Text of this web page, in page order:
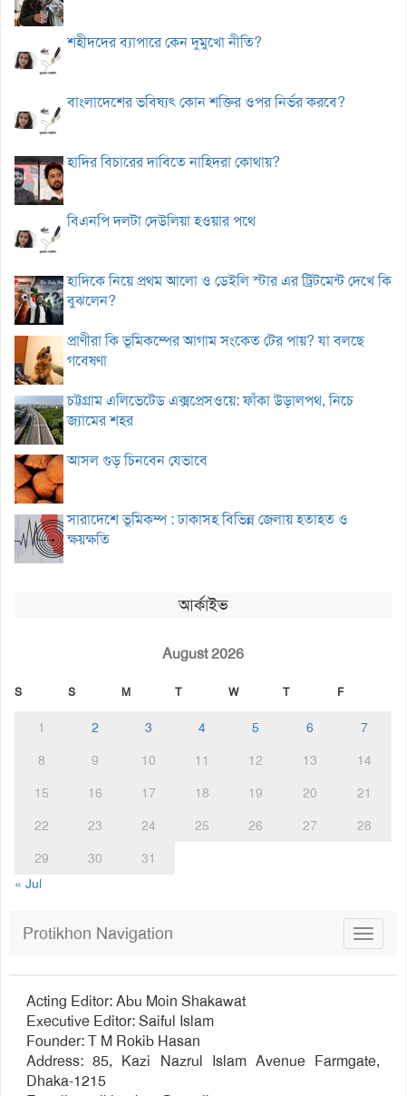
শহীদদের ব্যাপারে কেন দুমুখো নীতি?
বাংলাদেশের ভবিষ্যৎ কোন শক্তির ওপর নির্ভর করবে?
হাদির বিচারের দাবিতে নাহিদরা কোথায়?
বিএনপি দলটা দেউলিয়া হওয়ার পথে
হাদিকে নিয়ে প্রথম আলো ও ডেইলি স্টার এর ট্রিটমেন্ট দেখে কি
বুঝলেন?
প্রাণীরা কি ভূমিকম্পের আগাম সংকেত টের পায়? যা বলছে
গবেষণা
চট্টগ্রাম এলিভেটেড এক্সপ্রেসওয়ে: ফাঁকা উড়ালপথ, নিচে
জ্যামের শহর
আসল গুড় চিনবেন যেভাবে
সারাদেশে ভূমিকম্প : ঢাকাসহ বিভিন্ন জেলায় হতাহত ও
ক্ষয়ক্ষতি
আর্কাইভ
August 2026
S S M T W T F
1 2 3 4 5 6
7
8
9 10 11 12 13
14
15
16 17 18 19 20
21
22
23 24 25 26 27
28
29
30
31
« Jul
Toggle
Protikhon Navigation
Acting Editor: Abu Moin Shakawat
Executive Editor: Saiful Islam
Founder: T M Rokib Hasan
Address: 85, Kazi Nazrul Islam Avenue Farmgate,
Dhaka-1215